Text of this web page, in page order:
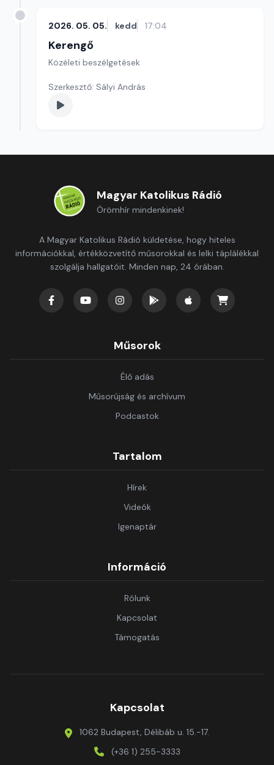
2026. 05. 05. kedd 17:04
Kerengő
Közéleti beszélgetések
Szerkesztő: Sályi András
Magyar Katolikus Rádió
Örömhír mindenkinek!
A Magyar Katolikus Rádió küldetése, hogy hiteles
információkkal, értékközvetítő műsorokkal és lelki táplálékkal
szolgálja hallgatóit. Minden nap, 24 órában.
Műsorok
Élő adás
Műsorújság és archívum
Podcastok
Tartalom
Hírek
Videók
Igenaptár
Információ
Rólunk
Kapcsolat
Támogatás
Kapcsolat
1062 Budapest, Délibáb u. 15.-17.
(+36 1) 255-3333